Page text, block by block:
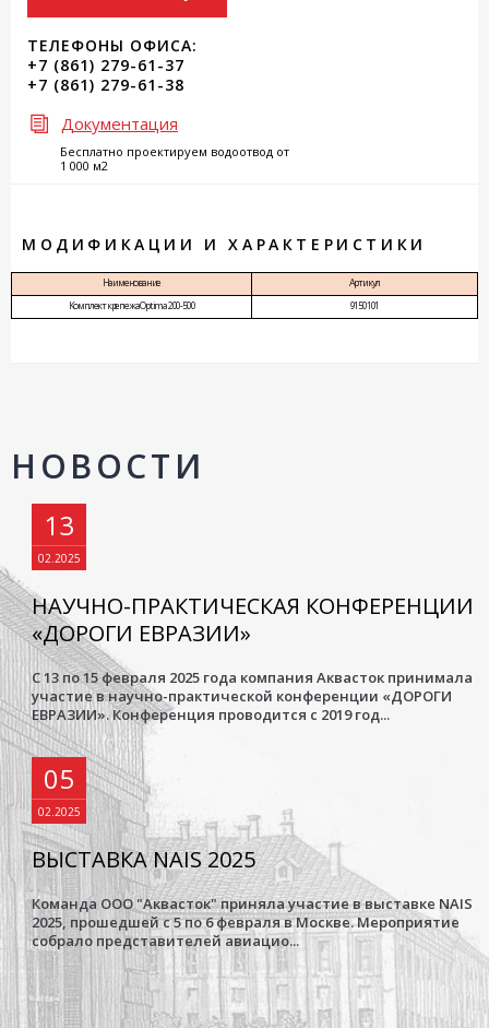
ТЕЛЕФОНЫ ОФИСА:
+7 (861) 279-61-37
+7 (861) 279-61-38
Документация
Бесплатно проектируем водоотвод от
1 000 м2
МОДИФИКАЦИИ И ХАРАКТЕРИСТИКИ
Наименование
Артикул
Комплект крепежа Optima 200-500
9150101
НОВОСТИ
13
02.2025
НАУЧНО-ПРАКТИЧЕСКАЯ КОНФЕРЕНЦИИ
«ДОРОГИ ЕВРАЗИИ»
С 13 по 15 февраля 2025 года компания Аквасток принимала
участие в научно-практической конференции «ДОРОГИ
ЕВРАЗИИ». Конференция проводится с 2019 год...
05
02.2025
ВЫСТАВКА NAIS 2025
Команда ООО "Аквасток" приняла участие в выставке NAIS
2025, прошедшей с 5 по 6 февраля в Москве. Мероприятие
собрало представителей авиацио...